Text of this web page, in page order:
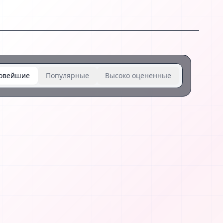
Популярные Высоко оцененные